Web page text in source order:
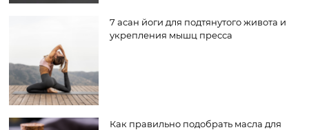
7 асан йоги для подтянутого живота и
укрепления мышц пресса
Как правильно подобрать масла для